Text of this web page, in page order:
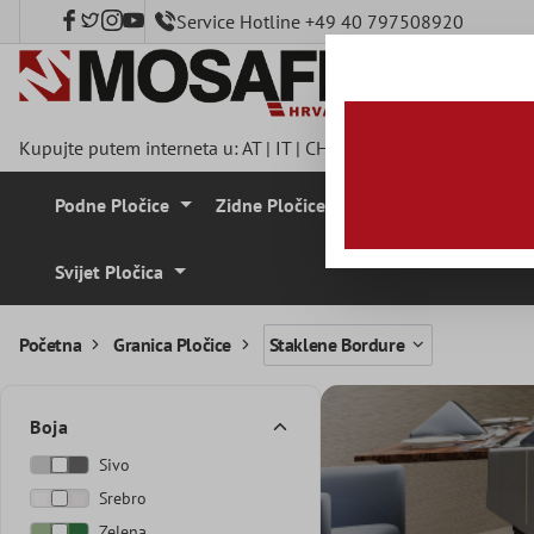
glavni sadržaj Service Hotline +49 40 797508920
Kupujte putem interneta u:AT| IT| CH
Podne Pločice Zidne Pločice
Svijet Pločica
Početna Granica Pločice Staklene Bordure
Boja
Sivo
Srebro